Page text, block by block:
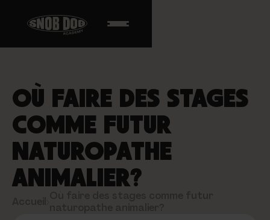
OÙ FAIRE DES STAGES
COMME FUTUR
NATUROPATHE
ANIMALIER?